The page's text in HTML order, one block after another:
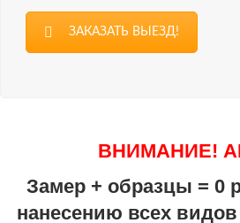
ЗАКАЗАТЬ ВЫЕЗД!
ВНИМАНИЕ!
Замер + образцы = 0
нанесению всех